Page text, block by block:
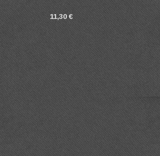
11,30 €